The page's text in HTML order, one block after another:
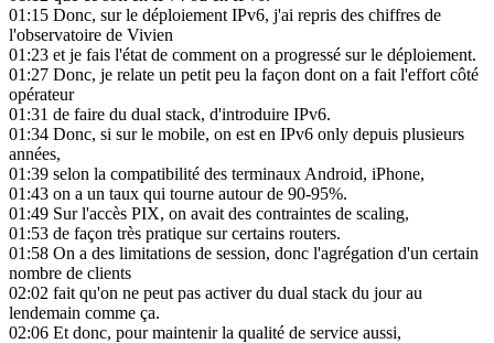
01:15 Donc, sur le déploiement IPv6, j'ai repris des chiffres de
l'observatoire de Vivien
01:23 et je fais l'état de comment on a progressé sur le déploiement.
01:27 Donc, je relate un petit peu la façon dont on a fait l'effort côté
opérateur
01:31 de faire du dual stack, d'introduire IPv6.
01:34 Donc, si sur le mobile, on est en IPv6 only depuis plusieurs
années,
01:39 selon la compatibilité des terminaux Android, iPhone,
01:43 on a un taux qui tourne autour de 90-95%.
01:49 Sur l'accès PIX, on avait des contraintes de scaling,
01:53 de façon très pratique sur certains routers.
01:58 On a des limitations de session, donc l'agrégation d'un certain
nombre de clients
02:02 fait qu'on ne peut pas activer du dual stack du jour au
lendemain comme ça.
02:06 Et donc, pour maintenir la qualité de service aussi,